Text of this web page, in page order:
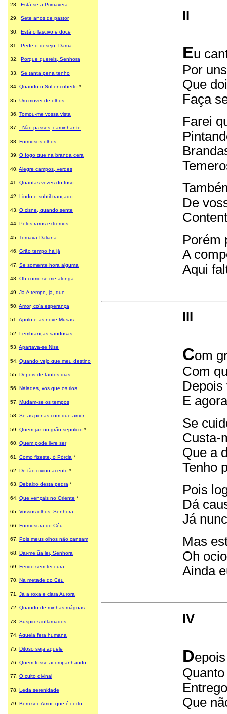
28. Está-se a Primavera
29. Sete anos de pastor
30. Está o lascivo e doce
31. Pede o desejo, Dama
32. Porque quereis, Senhora
33. Se tanta pena tenho
34. Quando o Sol encoberto *
35. Um mover de olhos
36. Tomou-me vossa vista
37. - Não passes, caminhante
38. Formosos olhos
39. O fogo que na branda cera
40 Alegre campos, verdes
41 Quantas vezes do fuso
42 Lindo e subtil trançado
43 O cisne, quando sente
44 Pelos raros extremos
45 Tomava Daliana
46 Grão tempo há já
47 Se somente hora alguma
48 Oh como se me alonga
49 Já é tempo, já, que
50. Amor, co'a esperança
51. Apolo e as nove Musas
52. Lembranças saudosas
53. Apartava-se Nise
54. Quando vejo que meu destino
55. Depois de tantos dias
56. Náiades, vos que os rios
57. Mudam-se os tempos
58. Se as penas com que amor
59. Quem jaz no grão sepulcro *
60 Quem pode livre ser
61 Como fizeste, ó Pórcia *
62 De tão divino acento *
63 Debaixo desta pedra *
64 Que vençais no Oriente *
65 Vossos olhos, Senhora
66 Formosura do Céu
67 Pois meus olhos não cansam
68 Dai-me ũa lei, Senhora
69 Ferido sem ter cura
70. Na metade do Céu
71. Já a roxa e clara Aurora
72. Quando de minhas mágoas
73. Suspiros inflamados
74. Aquela fera humana
75. Ditoso seja aquele
76. Quem fosse acompanhando
77. O culto divinal
78. Leda serenidade
79. Bem sei, Amor, que é certo
II
Eu
Por
Que
Faça
Farei
De
Porém
A
Aqui
III
Com
Com
Depois
E
Se
Custa-
Que a
Tenho
Pois
Dá
Já
Mas
Oh
Ainda
IV
D
Que